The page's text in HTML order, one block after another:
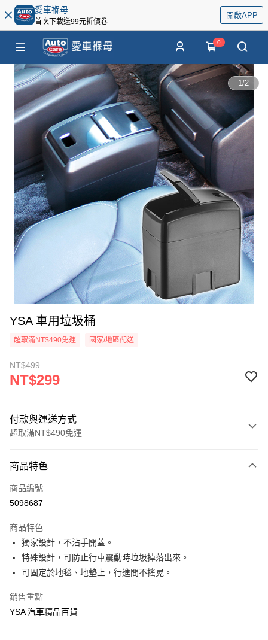
愛車褓母
首次下載送99元折價卷
開啟APP
0
1/2
YSA 車用垃圾桶
超取滿NT$490免運 國家/地區配送
NT$499
NT$299
付款與運送方式
超取滿NT$490免運
信用卡一次付款
信用卡分期付款
合作金庫商業銀行
華南商業銀行
上海商業儲蓄銀行
台北富邦商業銀行
國泰世華商業銀行
兆豐國際商業銀行
匯豐（台灣）商業銀行
聯邦商業銀行
超商取貨付款
LINE Pay
街口支付
商品特色
商品編號
5098687
商品特色
獨家設計，不沾手開蓋。
特殊設計，可防止行車震動時垃圾掉落出來。
可固定於地毯、地墊上，行進間不搖晃。
銷售重點
YSA 汽車精品百貨